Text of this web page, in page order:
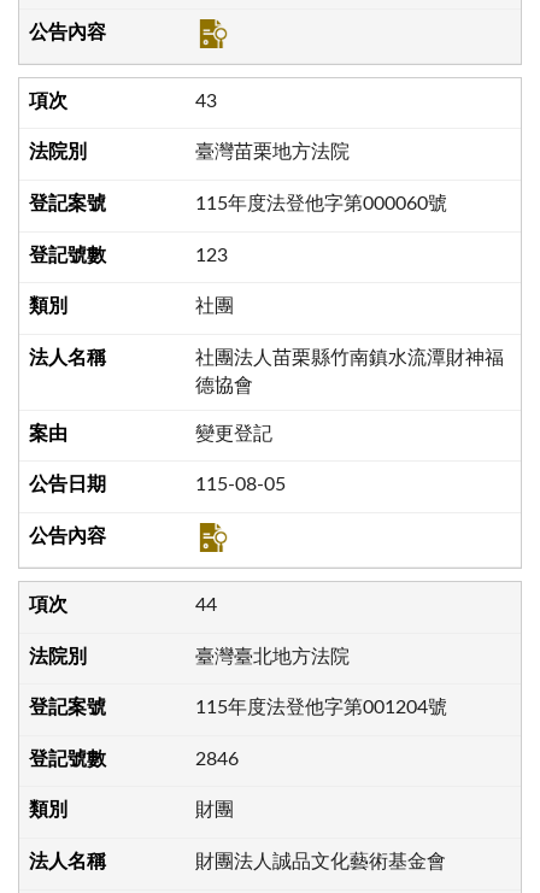
43
臺灣苗栗地方法院
115年度法登他字第000060號
123
社團
社團法人苗栗縣竹南鎮水流潭財神福
德協會
變更登記
115-08-05
44
臺灣臺北地方法院
115年度法登他字第001204號
2846
財團
財團法人誠品文化藝術基金會